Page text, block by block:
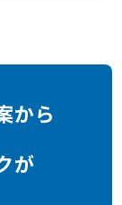
から
が